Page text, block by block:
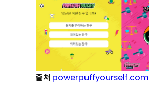
출처 powerpuffyourself.com